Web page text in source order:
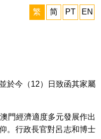
繁 简 PT EN
於今（12）日致函其家屬
門經濟適度多元發展作出
。行政長官對呂志和博士